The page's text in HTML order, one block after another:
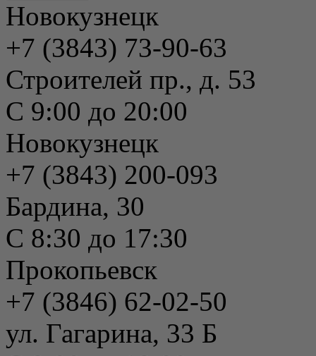
Новокузнецк
+7 (3843) 73-90-63
Строителей пр., д. 53
С 9:00 до 20:00
Новокузнецк
+7 (3843) 200-093
Бардина, 30
С 8:30 до 17:30
Прокопьевск
+7 (3846) 62-02-50
ул. Гагарина, 33 Б